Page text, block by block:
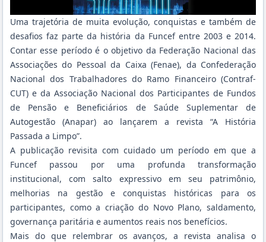
Uma trajetória de muita evolução, conquistas e também de
desafios faz parte da história da Funcef entre 2003 e 2014.
Contar esse período é o objetivo da Federação Nacional das
Associações do Pessoal da Caixa (Fenae), da Confederação
Nacional dos Trabalhadores do Ramo Financeiro (Contraf-
CUT) e da Associação Nacional dos Participantes de Fundos
de Pensão e Beneficiários de Saúde Suplementar de
Autogestão (Anapar) ao lançarem a revista “A História
Passada a Limpo”.
A publicação revisita com cuidado um período em que a
Funcef passou por uma profunda transformação
institucional, com salto expressivo em seu patrimônio,
melhorias na gestão e conquistas históricas para os
participantes, como a criação do Novo Plano, saldamento,
governança paritária e aumentos reais nos benefícios.
Mais do que relembrar os avanços, a revista analisa o